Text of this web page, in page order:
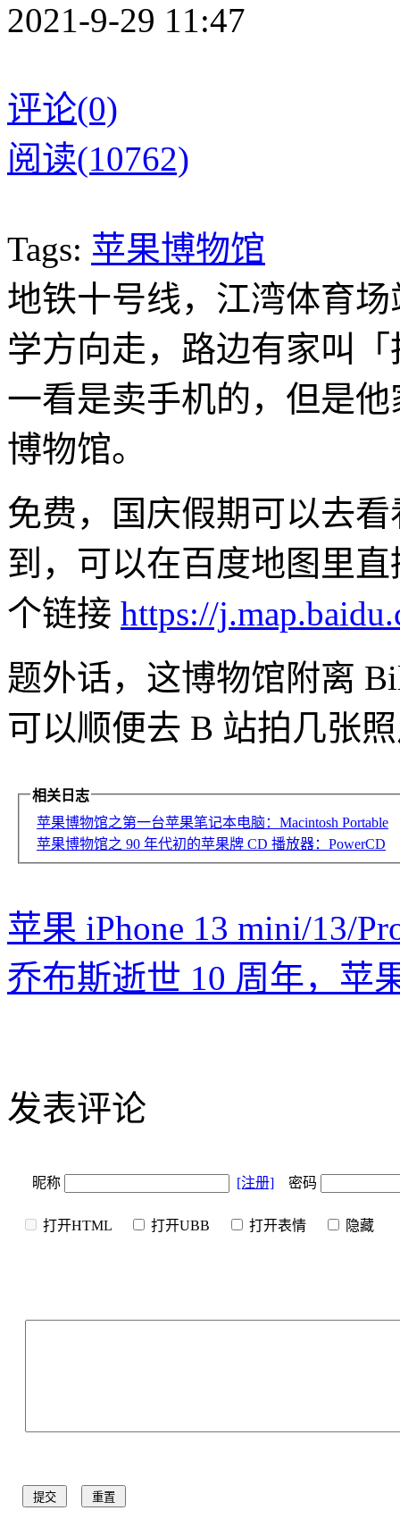
2021-9-29 11:47
评论(0)
阅读(10762)
Tags: 苹果博物馆
地铁十号线，江湾体育
学方向走，路边有家叫
一看是卖手机的，但是
博物馆。
免费，国庆假期可以去
到，可以在百度地图里
个链接 https://
题外话，这博物馆附离
可以顺便去 B 站拍几张
相关日志
苹果博物馆之第一台苹果笔记本电脑：Macintosh Portable
苹果博物馆之 90 年代初的苹果牌 CD 播放器：PowerCD
苹果 iPhone 13 mini/13/
乔布斯逝世 10 周年，苹
发表评论
昵称 [注册] 密码
打开HTML 打开UBB 打开表情 隐